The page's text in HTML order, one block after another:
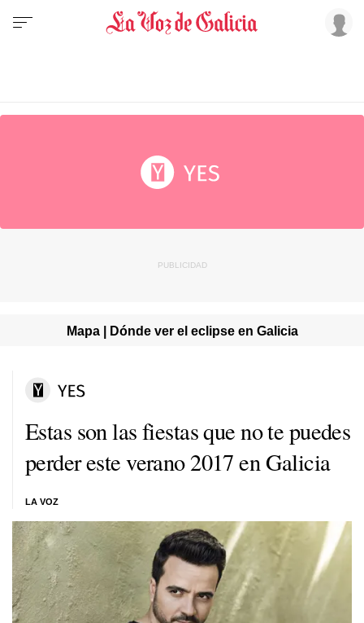
Mapa | Dónde ver el eclipse en Galicia
Estas son las fiestas que no te puedes
perder este verano 2017 en Galicia
LA VOZ